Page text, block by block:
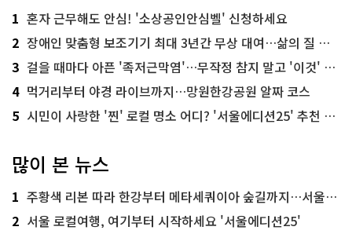
1 혼자 근무해도 안심! '소상공인안심벨' 신청하세요
2 장애인 맞춤형 보조기기 최대 3년간 무상 대여…삶의 질 높인다
3 걸을 때마다 아픈 '족저근막염'…무작정 참지 말고 '이것' 해보세요!
4 먹거리부터 야경 라이브까지…망원한강공원 알짜 코스
5 시민이 사랑한 '찐' 로컬 명소 어디? '서울에디션25' 추천 코스
많이 본 뉴스
1 주황색 리본 따라 한강부터 메타세쿼이아 숲길까지…서울둘레길 15코스
2 서울 로컬여행, 여기부터 시작하세요 '서울에디션25'